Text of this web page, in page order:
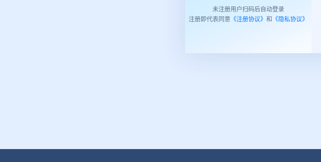
未注册用户扫码后自动登录
注册即代表同意 《注册协议》 和 《隐私协议》